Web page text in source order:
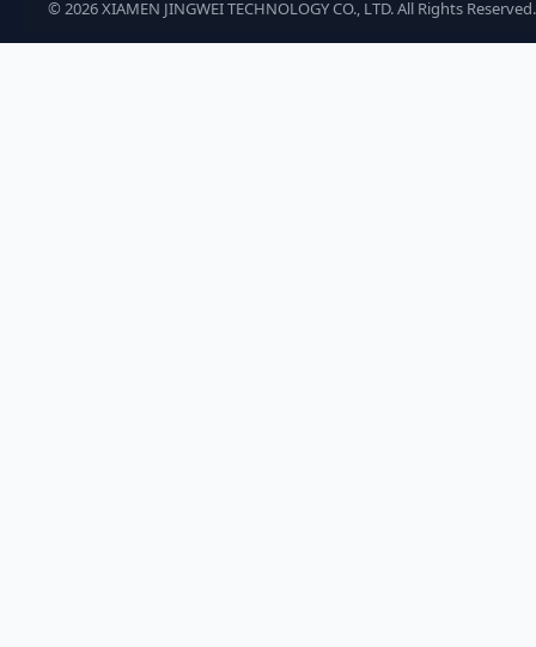
© 2026XIAMEN JINGWEI TECHNOLOGY CO., LTD. All Rights Reserved.